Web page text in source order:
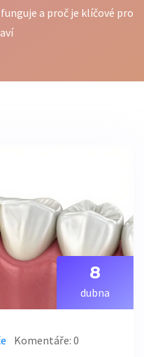
a proč je klíčové pro
8
dubna
Komentáře: 0